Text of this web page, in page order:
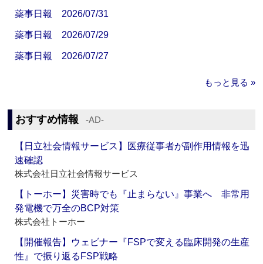
薬事日報 2026/07/31
薬事日報 2026/07/29
薬事日報 2026/07/27
もっと見る »
おすすめ情報 ‐AD‐
【日立社会情報サービス】医療従事者が副作用情報を迅
速確認
株式会社日立社会情報サービス
【トーホー】災害時でも『止まらない』事業へ 非常用
発電機で万全のBCP対策
株式会社トーホー
【開催報告】ウェビナー『FSPで変える臨床開発の生産
性』で振り返るFSP戦略